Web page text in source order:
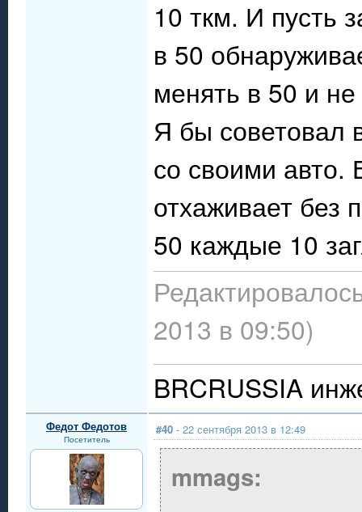
10 ткм. И пусть
в 50
менять в 50 и
Я бы советовал
со своими авто.
отхаживает без
50 каждые 10
2013 в 09:50)
BRCRUSSIA
Федот Федотов
Посетитель
#40 - 22 сентября 2013 в 12:49
mmags: